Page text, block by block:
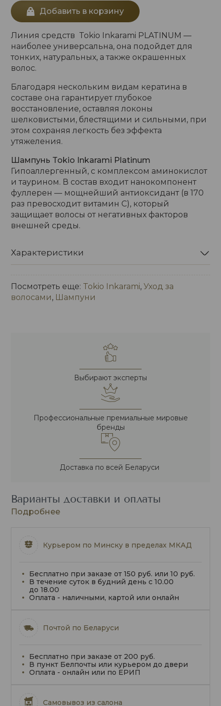
Добавить в корзину
Линия средств Tokio Inkarami PLATINUM —
наиболее универсальна, она подойдет для
тонких, натуральных, а также окрашенных
волос.
Благодаря нескольким видам кератина в
составе она гарантирует глубокое
восстановление, оставляя локоны
шелковистыми, блестящими и сильными, при
этом сохраняя легкость без эффекта
утяжеления.
Шампунь Tokio Inkarami Platinum
Гипоаллергенный, с комплексом аминокислот
и таурином. В состав входит нанокомпонент
фуллерен — мощнейший антиоксидант (в 170
раз превосходит витамин С), который
защищает волосы от негативных факторов
внешней среды.
Характеристики
Посмотреть еще: Tokio Inkarami,Уход за
волосами, Шампуни
Выбирают эксперты
Профессиональные премиальные мировые
бренды
Доставка по всей Беларуси
Варианты доставки и оплаты
Подробнее
Курьером по Минску в пределах МКАД
Бесплатно при заказе от 150 руб. или 10 руб.
В течение суток в будний день с 10.00
до 18.00
Оплата - наличными, картой или онлайн
Почтой по Беларуси
Бесплатно при заказе от 200 руб.
В пункт Белпочты или курьером до двери
Оплата - онлайн или по ЕРИП
Самовывоз из салона